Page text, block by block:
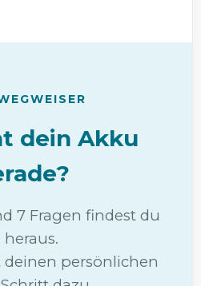
dein Akku
7 Fragen findest du
heraus.
persönlichen